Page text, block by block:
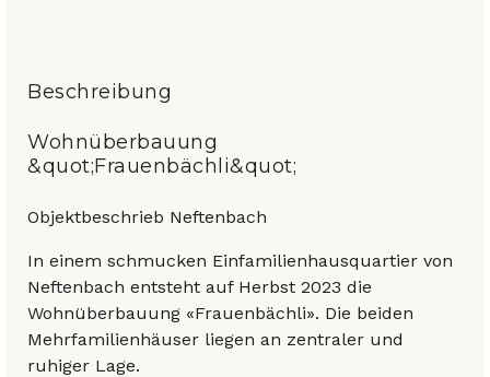
Beschreibung
Wohnüberbauung
&quot;Frauenbächli&quot;
Objektbeschrieb Neftenbach
In einem schmucken Einfamilienhausquartier von
Neftenbach entsteht auf Herbst 2023 die
Wohnüberbauung «Frauenbächli». Die beiden
Mehrfamilienhäuser liegen an zentraler und
ruhiger Lage.